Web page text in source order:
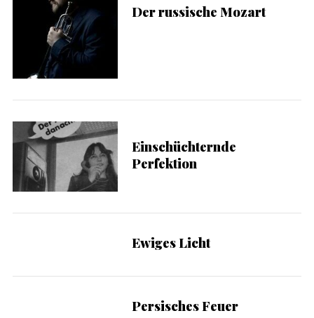
Der russische Mozart
Einschüchternde
Perfektion
Ewiges Licht
Persisches Feuer